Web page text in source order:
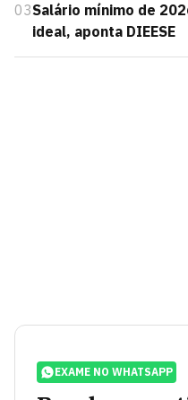
03Salário mínimo de
ideal, aponta DIEESE
EXAME NO WHATSAPP